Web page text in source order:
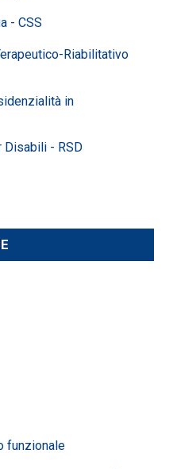
- CSS
Riabilitativo
in
Disabili - RSD
funzionale